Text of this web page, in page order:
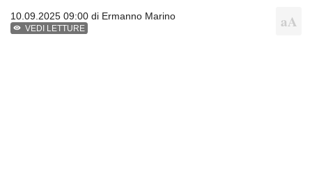
10.09.2025 09:00 di Ermanno Marino
VEDI LETTURE